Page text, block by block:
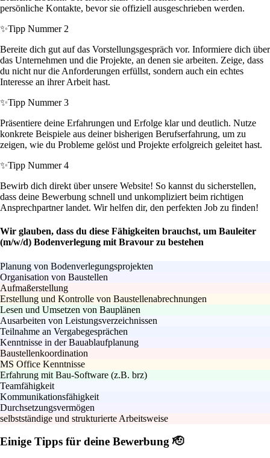
persönliche Kontakte, bevor sie offiziell ausgeschrieben werden.
✨Tipp Nummer 2
Bereite dich gut auf das Vorstellungsgespräch vor. Informiere dich über
das Unternehmen und die Projekte, an denen sie arbeiten. Zeige, dass
du nicht nur die Anforderungen erfüllst, sondern auch ein echtes
Interesse an ihrer Arbeit hast.
✨Tipp Nummer 3
Präsentiere deine Erfahrungen und Erfolge klar und deutlich. Nutze
konkrete Beispiele aus deiner bisherigen Berufserfahrung, um zu
zeigen, wie du Probleme gelöst und Projekte erfolgreich geleitet hast.
✨Tipp Nummer 4
Bewirb dich direkt über unsere Website! So kannst du sicherstellen,
dass deine Bewerbung schnell und unkompliziert beim richtigen
Ansprechpartner landet. Wir helfen dir, den perfekten Job zu finden!
Wir glauben, dass du diese Fähigkeiten brauchst, um Bauleiter
(m/w/d) Bodenverlegung mit Bravour zu bestehen
Planung von Bodenverlegungsprojekten
Organisation von Baustellen
Aufmaßerstellung
Erstellung und Kontrolle von Baustellenabrechnungen
Lesen und Umsetzen von Bauplänen
Ausarbeiten von Leistungsverzeichnissen
Teilnahme an Vergabegesprächen
Kenntnisse in der Bauablaufplanung
Baustellenkoordination
MS Office Kenntnisse
Erfahrung mit Bau-Software (z.B. brz)
Teamfähigkeit
Kommunikationsfähigkeit
Durchsetzungsvermögen
selbstständige und strukturierte Arbeitsweise
Einige Tipps für deine Bewerbung 🫡